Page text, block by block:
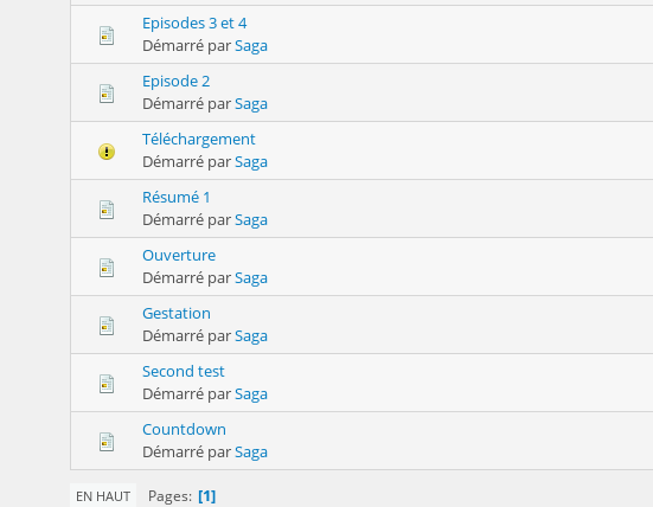
Episodes 3 et 4
Démarré parSaga
Episode 2
Démarré parSaga
Téléchargement
Démarré parSaga
Résumé 1
Démarré parSaga
Ouverture
Démarré parSaga
Gestation
Démarré parSaga
Second test
Démarré parSaga
Countdown
Démarré parSaga
EN HAUT Pages 1